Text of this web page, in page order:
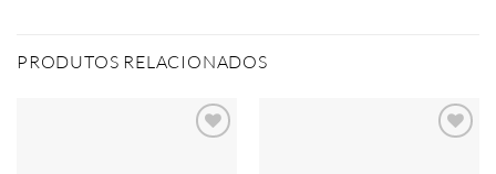
PRODUTOS RELACIONADOS